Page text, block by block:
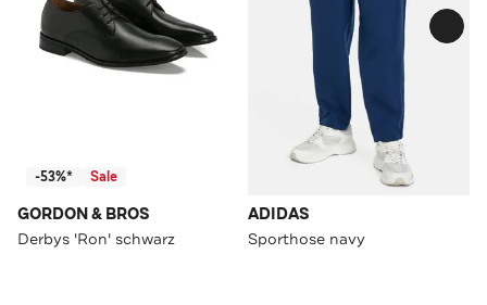
-53%* Sale
GORDON & BROS
Derbys 'Ron' schwarz
ADIDAS
Sporthose navy